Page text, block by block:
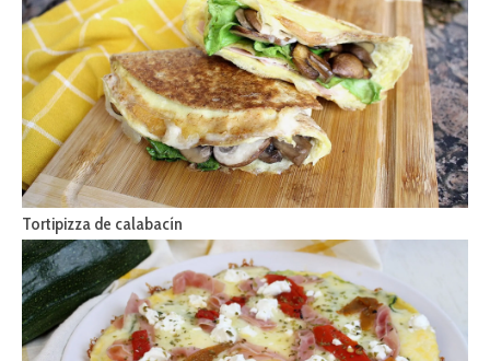
Tortipizza de calabacín